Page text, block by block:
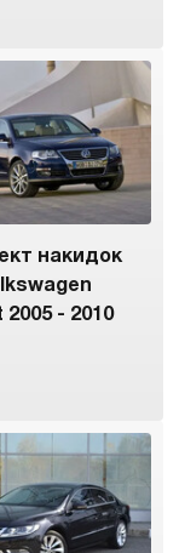
накидок
2005 - 2010